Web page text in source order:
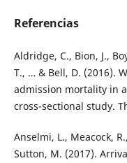
Referencias
Aldridge, C., Bion, J.,
T., … & Bell, D. (2016).
admission mortality in
cross-sectional study.
Anselmi, L., Meacock,
Sutton, M. (2017).